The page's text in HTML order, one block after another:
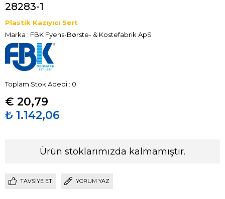
28283-1
Plastik Kazıyıcı Sert
Marka : FBK Fyens-Børste- & Kostefabrik ApS
Toplam Stok Adedi : 0
€ 20,79
₺ 1.142,06
Ürün stoklarımızda kalmamıştır.
TAVSIYE ET YORUM YAZ